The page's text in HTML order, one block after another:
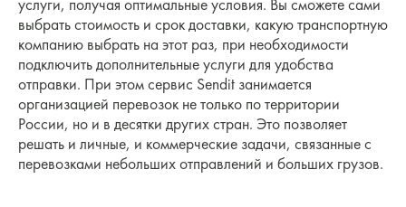
услуги, получая оптимальные условия. Вы сможете сами
выбрать стоимость и срок доставки, какую транспортную
компанию выбрать на этот раз, при необходимости
подключить дополнительные услуги для удобства
отправки. При этом сервис Sendit занимается
организацией перевозок не только по территории
России, но и в десятки других стран. Это позволяет
решать и личные, и коммерческие задачи, связанные с
перевозками небольших отправлений и больших грузов.